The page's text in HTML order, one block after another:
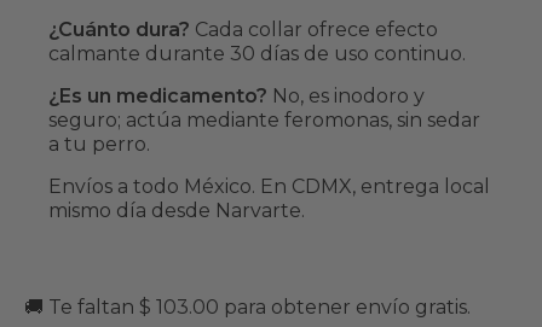
¿Cuánto dura? Cada collar ofrece efecto
calmante durante 30 días de uso continuo.
¿Es un medicamento? No, es inodoro y
seguro; actúa mediante feromonas, sin sedar
a tu perro.
Envíos a todo México. En CDMX, entrega local
mismo día desde Narvarte.
🚚 Te faltan $ 103.00 para obtener envío gratis.